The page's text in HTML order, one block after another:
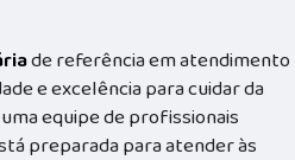
de referência em atendimento
e excelência para cuidar da
equipe de profissionais
preparada para atender às